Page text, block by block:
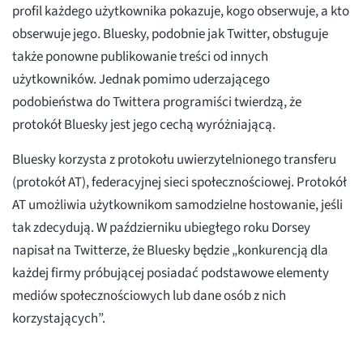
profil każdego użytkownika pokazuje, kogo obserwuje, a kto
obserwuje jego. Bluesky, podobnie jak Twitter, obsługuje
także ponowne publikowanie treści od innych
użytkowników. Jednak pomimo uderzającego
podobieństwa do Twittera programiści twierdzą, że
protokół Bluesky jest jego cechą wyróżniającą.
Bluesky korzysta z protokołu uwierzytelnionego transferu
(protokół AT), federacyjnej sieci społecznościowej. Protokół
AT umożliwia użytkownikom samodzielne hostowanie, jeśli
tak zdecydują. W październiku ubiegłego roku Dorsey
napisał na Twitterze, że Bluesky będzie „konkurencją dla
każdej firmy próbującej posiadać podstawowe elementy
mediów społecznościowych lub dane osób z nich
korzystających”.